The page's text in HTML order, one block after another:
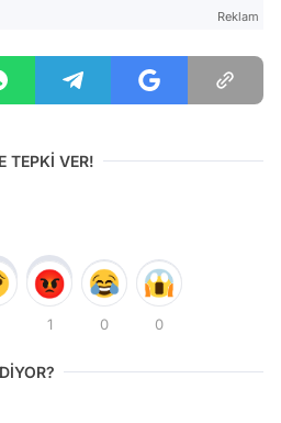
Reklam
TEPKİ VER!
1 0 0